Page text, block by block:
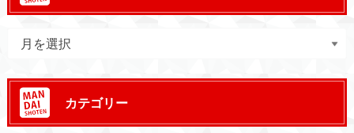
カテゴリー